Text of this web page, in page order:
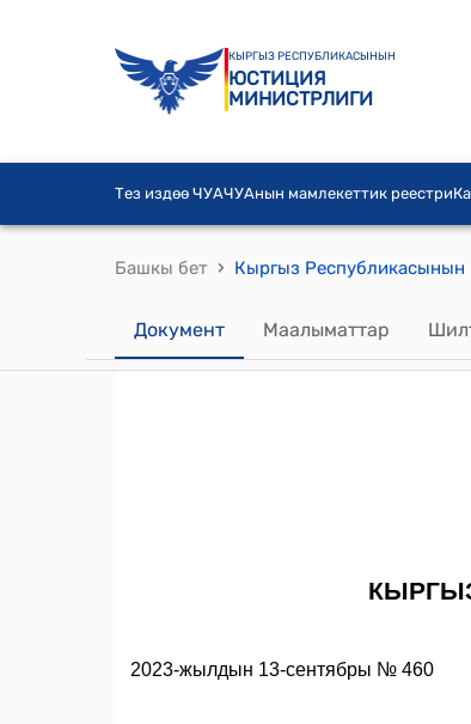
КЫРГЫЗ РЕСПУБЛИКАСЫНЫН
ЮСТИЦИЯ
МИНИСТРЛИГИ
Тез издөө ЧУАЧУАнын мамлекеттик реестри
Башкы бет ›
Документ Маалыматтар